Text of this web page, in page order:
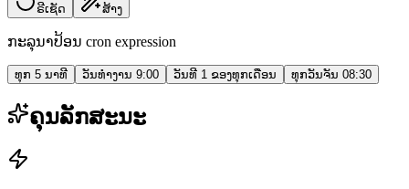
ຣີເຊັດ ສ້າງ
ກະລຸນາປ້ອນ cron expression
ທຸກ 5 ນາທີ ວັນທຳງານ 9:00 ວັນທີ 1 ຂອງທຸກເດືອນ ທຸກວັນຈັນ 08:30
ຄຸນລັກສະນະ